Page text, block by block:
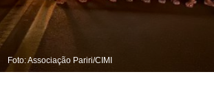
Foto: Associação Pariri/CIMI